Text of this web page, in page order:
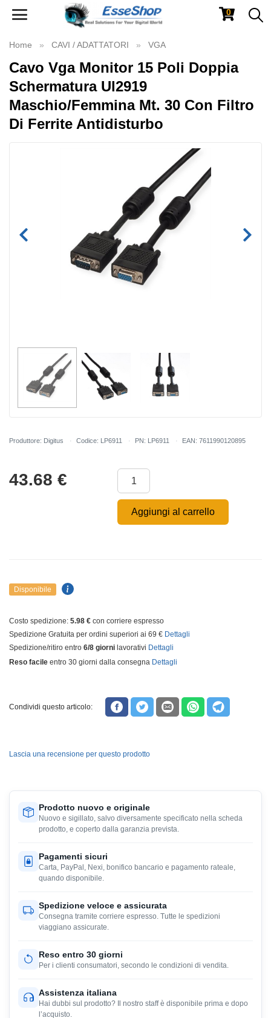
Toggle
0
Home CAVI / ADATTATORI VGA
Cavo Vga Monitor 15 Poli Doppia
Schermatura Ul2919
Maschio/Femmina Mt. 30 Con Filtro
Di Ferrite Antidisturbo
Produttore: Digitus Codice: LP6911 PN: LP6911 EAN: 7611990120895
43.68 €
Aggiungi al carrello
Disponibile
Costo spedizione: 5.98 € con corriere espresso
Spedizione Gratuita per ordini superiori ai 69 € Dettagli
Spedizione/ritiro entro 6/8 giorni lavorativi Dettagli
Reso facile entro 30 giorni dalla consegna Dettagli
Condividi questo articolo:
Lascia una recensione per questo prodotto
Prodotto nuovo e originale
Nuovo e sigillato, salvo diversamente specificato nella scheda
prodotto, e coperto dalla garanzia prevista.
Pagamenti sicuri
Carta, PayPal, Nexi, bonifico bancario e pagamento rateale,
quando disponibile.
Spedizione veloce e assicurata
Consegna tramite corriere espresso. Tutte le spedizioni
viaggiano assicurate.
Reso entro 30 giorni
Per i clienti consumatori, secondo le condizioni di vendita.
Assistenza italiana
Hai dubbi sul prodotto? Il nostro staff è disponibile prima e dopo
l’acquisto.